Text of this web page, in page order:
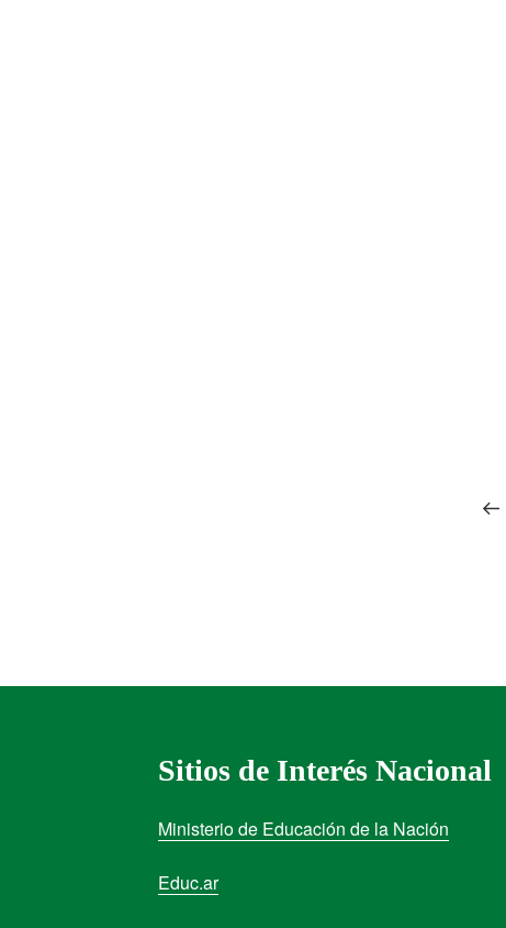
Sitios de Interés Nacional
Ministerio de Educación de la Nación
Educ.ar